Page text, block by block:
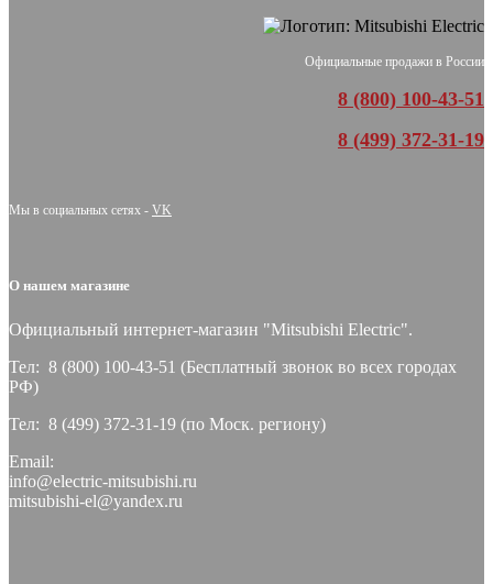
Официальные продажи в России
8 (800) 100-43-51
8 (499) 372-31-19
Мы в социальных сетях - VK
О нашем магазине
Официальный интернет-магазин "Mitsubishi Electric".
Тел: 8 (800) 100-43-51 (Бесплатный звонок во всех городах
РФ)
Тел: 8 (499) 372-31-19 (по Моск. региону)
Email:
info@electric-mitsubishi.ru
mitsubishi-el@yandex.ru